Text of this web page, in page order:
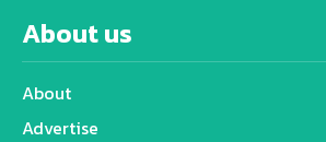
About us
About
Advertise